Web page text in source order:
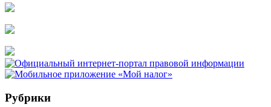
Рубрики